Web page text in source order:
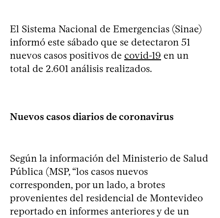
El Sistema Nacional de Emergencias (Sinae)
informó este sábado que se detectaron 51
nuevos casos positivos de covid-19 en un
total de 2.601 análisis realizados.
Nuevos casos diarios de coronavirus
Según la información del Ministerio de Salud
Pública (MSP, “los casos nuevos
corresponden, por un lado, a brotes
provenientes del residencial de Montevideo
reportado en informes anteriores y de un